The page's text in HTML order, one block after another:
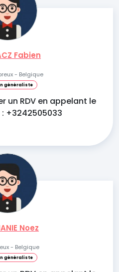
Fabien
- Belgique
généraliste
un RDV en appelant le
+3242505033
Noez
- Belgique
généraliste